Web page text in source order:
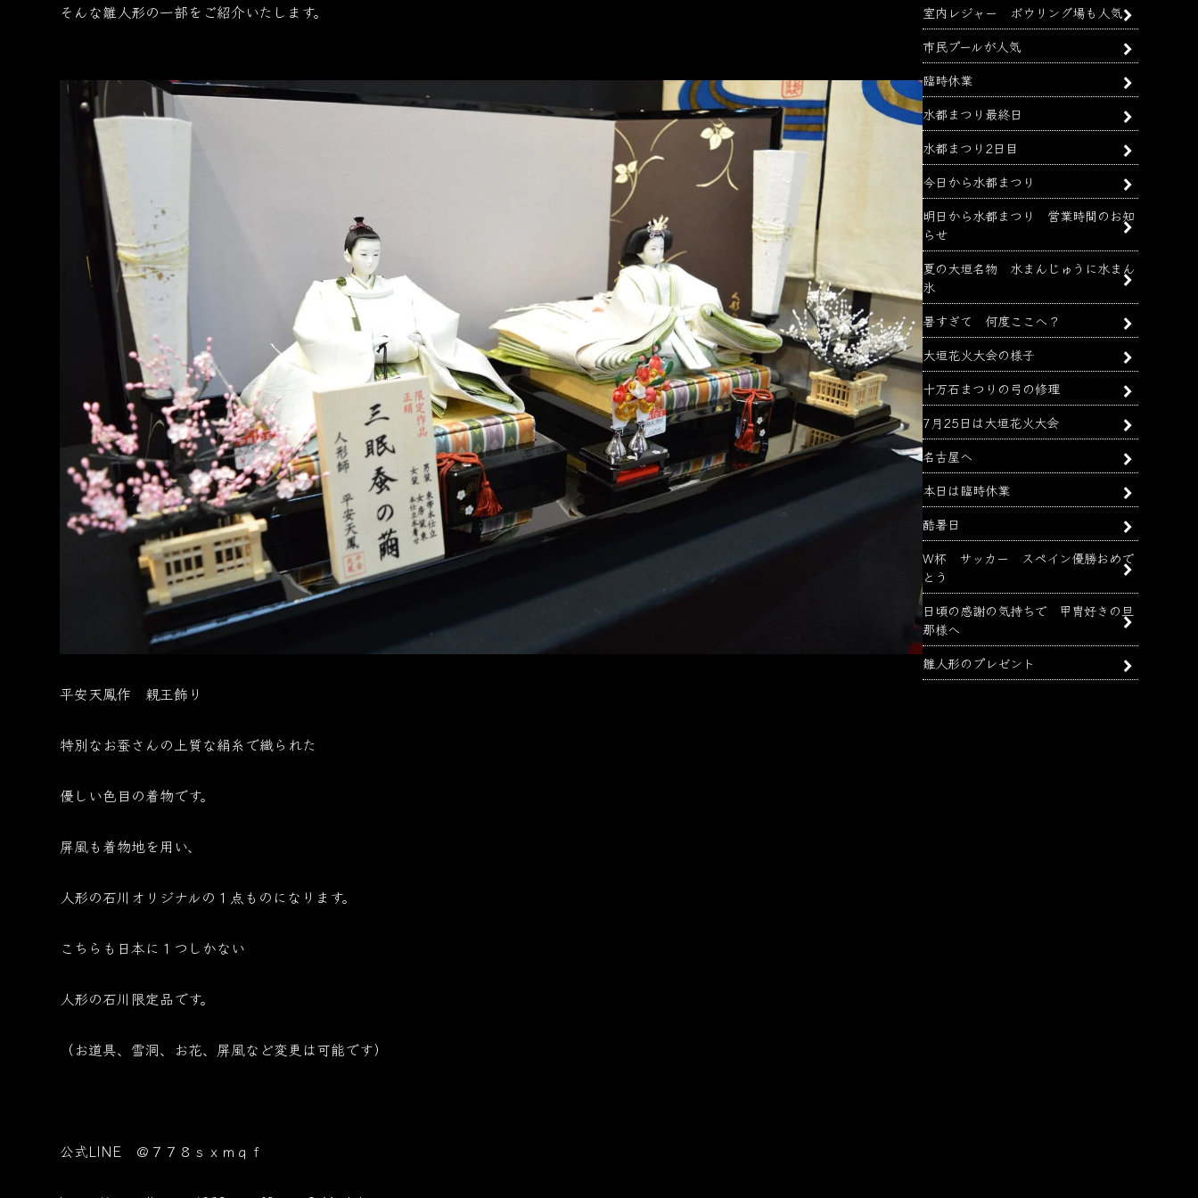
そんな雛人形の一部をご紹介いたします。
平安天鳳作 親王飾り
特別なお蚕さんの上質な絹糸で織られた
優しい色目の着物です。
屏風も着物地を用い、
人形の石川オリジナルの１点ものになります。
こちらも日本に１つしかない
人形の石川限定品です。
（お道具、雪洞、お花、屏風など変更は可能です）
公式LINE ＠７７８ｓｘｍｑｆ
室内レジャー ボウリング場も人気
市民プールが人気
臨時休業
水都まつり最終日
水都まつり2日目
今日から水都まつり
明日から水都まつり 営業時間のお知
らせ
夏の大垣名物 水まんじゅうに水まん
氷
暑すぎて 何度ここへ？
大垣花火大会の様子
十万石まつりの弓の修理
7月25日は大垣花火大会
名古屋へ
本日は臨時休業
酷暑日
W杯 サッカー スペイン優勝おめで
とう
日頃の感謝の気持ちで 甲冑好きの旦
那様へ
雛人形のプレゼント